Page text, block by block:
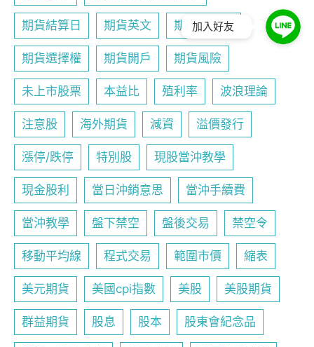
期貨結算日 期貨英文 期貨行事曆
期貨選擇權 期貨開戶 期貨風險
未上市股票 本益比 殖利率 波浪理論
注意股 海外期貨 減資 溢價發行
漲停/跌停 特別股 現股當沖教學
現金股利 當日沖銷意思 當沖手續費
當沖教學 盤下禁空 盤後交易 禁空令
移動平均線 程式交易 範圍市價 縮表
美元期貨 美國cpi指數 美股 美股期貨
群益期貨 股息 股本 股東會紀念品
加入好友